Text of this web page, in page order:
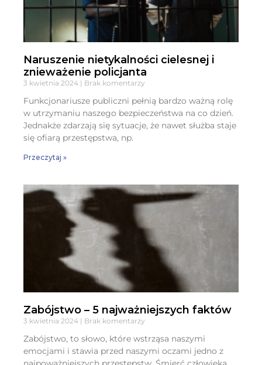
Naruszenie nietykalności cielesnej i
znieważenie policjanta
3 kwietnia 2024 Brak komentarzy
Funkcjonariusze publiczni pełnią bardzo ważną rolę
w utrzymaniu naszego bezpieczeństwa na co dzień.
Jednakże zdarzają się sytuacje, że nawet służba staje
się ofiarą przestępstwa, np.
Przeczytaj »
Zabójstwo – 5 najważniejszych faktów
3 kwietnia 2024 Brak komentarzy
Zabójstwo, to słowo, które wstrząsa naszymi
emocjami i stawia przed naszymi oczami jedno z